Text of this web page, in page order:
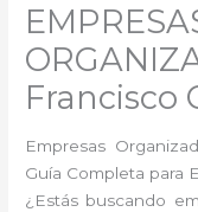
Francisco
Empresas
Guía Completa para
¿Estás buscando